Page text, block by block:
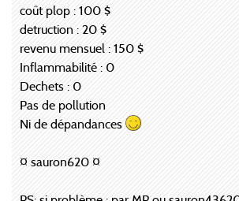
coût plop : 100 $
detruction : 20 $
revenu mensuel : 150 $
Inflammabilité : 0
Dechets : 0
Pas de pollution
Ni de dépandances
¤ sauron620 ¤